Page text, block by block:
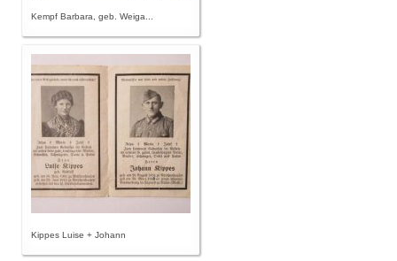
Kempf Barbara, geb. Weiga...
Kippes Luise + Johann